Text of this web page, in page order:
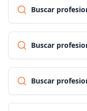
Buscar
Buscar
Buscar